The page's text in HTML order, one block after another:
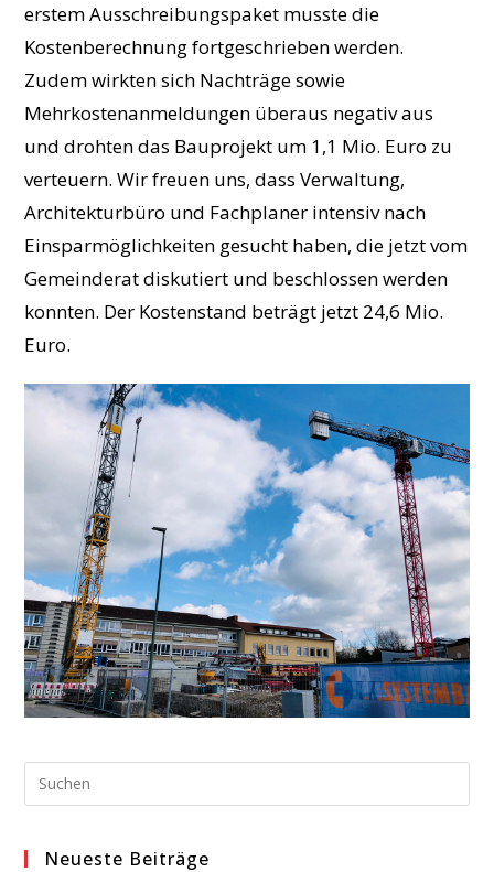
erstem Ausschreibungspaket musste die
Kostenberechnung fortgeschrieben werden.
Zudem wirkten sich Nachträge sowie
Mehrkostenanmeldungen überaus negativ aus
und drohten das Bauprojekt um 1,1 Mio. Euro zu
verteuern. Wir freuen uns, dass Verwaltung,
Architekturbüro und Fachplaner intensiv nach
Einsparmöglichkeiten gesucht haben, die jetzt vom
Gemeinderat diskutiert und beschlossen werden
konnten. Der Kostenstand beträgt jetzt 24,6 Mio.
Euro.
Neueste Beiträge